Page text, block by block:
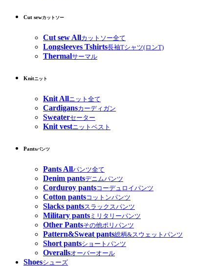
Cut sewカットソー
Cut sew Allカットソー全て
Longsleeves Tshirts長袖Tシャツ(ロンT)
Thermalサーマル
Knitニット
Knit Allニット全て
Cardigansカーディガン
Sweaterセーター
Knit vestニットベスト
Pantsパンツ
Pants Allパンツ全て
Denim pantsデニムパンツ
Corduroy pantsコーデュロイパンツ
Cotton pantsコットンパンツ
Slacks pantsスラックスパンツ
Military pants ミリタリーパンツ
Other Pantsその他ポリパンツ
Pattern&Sweat pants総柄&スウェットパンツ
Short pantsショートパンツ
Overallsオーバーオール
Shoesシューズ